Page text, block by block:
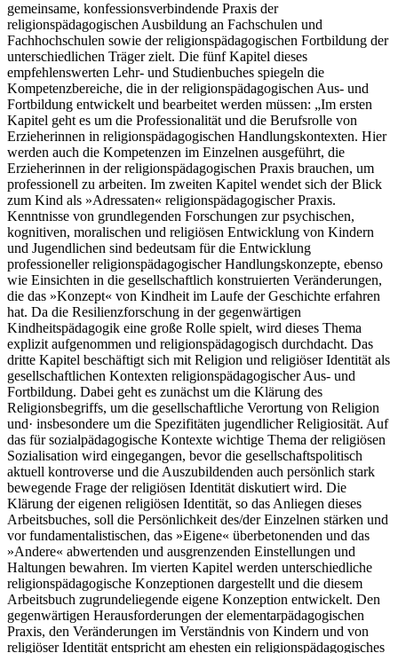
gemeinsame, konfessionsverbindende Praxis der
religionspädagogischen Ausbildung an Fachschulen und
Fachhochschulen sowie der religionspädagogischen Fortbildung der
unterschiedlichen Träger zielt. Die fünf Kapitel dieses
empfehlenswerten Lehr- und Studienbuches spiegeln die
Kompetenzbereiche, die in der religionspädagogischen Aus- und
Fortbildung entwickelt und bearbeitet werden müssen: „Im ersten
Kapitel geht es um die Professionalität und die Berufsrolle von
Erzieherinnen in religionspädagogischen Handlungskontexten. Hier
werden auch die Kompetenzen im Einzelnen ausgeführt, die
Erzieherinnen in der religionspädagogischen Praxis brauchen, um
professionell zu arbeiten. Im zweiten Kapitel wendet sich der Blick
zum Kind als »Adressaten« religionspädagogischer Praxis.
Kenntnisse von grundlegenden Forschungen zur psychischen,
kognitiven, moralischen und religiösen Entwicklung von Kindern
und Jugendlichen sind bedeutsam für die Entwicklung
professioneller religionspädagogischer Handlungskonzepte, ebenso
wie Einsichten in die gesellschaftlich konstruierten Veränderungen,
die das »Konzept« von Kindheit im Laufe der Geschichte erfahren
hat. Da die Resilienzforschung in der gegenwärtigen
Kindheitspädagogik eine große Rolle spielt, wird dieses Thema
explizit aufgenommen und religionspädagogisch durchdacht. Das
dritte Kapitel beschäftigt sich mit Religion und religiöser Identität als
gesellschaftlichen Kontexten religionspädagogischer Aus- und
Fortbildung. Dabei geht es zunächst um die Klärung des
Religionsbegriffs, um die gesellschaftliche Verortung von Religion
und· insbesondere um die Spezifitäten jugendlicher Religiosität. Auf
das für sozialpädagogische Kontexte wichtige Thema der religiösen
Sozialisation wird eingegangen, bevor die gesellschaftspolitisch
aktuell kontroverse und die Auszubildenden auch persönlich stark
bewegende Frage der religiösen Identität diskutiert wird. Die
Klärung der eigenen religiösen Identität, so das Anliegen dieses
Arbeitsbuches, soll die Persönlichkeit des/der Einzelnen stärken und
vor fundamentalistischen, das »Eigene« überbetonenden und das
»Andere« abwertenden und ausgrenzenden Einstellungen und
Haltungen bewahren. Im vierten Kapitel werden unterschiedliche
religionspädagogische Konzeptionen dargestellt und die diesem
Arbeitsbuch zugrundeliegende eigene Konzeption entwickelt. Den
gegenwärtigen Herausforderungen der elementarpädagogischen
Praxis, den Veränderungen im Verständnis von Kindern und von
religiöser Identität entspricht am ehesten ein religionspädagogisches